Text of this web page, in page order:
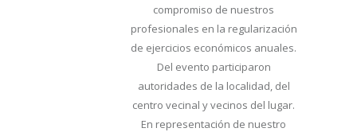
compromiso de nuestros
profesionales en la regularización
de ejercicios económicos anuales.
Del evento participaron
autoridades de la localidad, del
centro vecinal y vecinos del lugar.
En representación de nuestro